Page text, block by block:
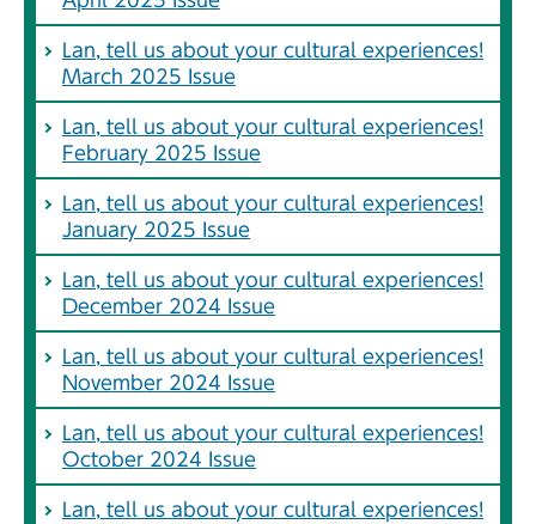
Lan, tell us about your cultural experiences!
March 2025 Issue
Lan, tell us about your cultural experiences!
February 2025 Issue
Lan, tell us about your cultural experiences!
January 2025 Issue
Lan, tell us about your cultural experiences!
December 2024 Issue
Lan, tell us about your cultural experiences!
November 2024 Issue
Lan, tell us about your cultural experiences!
October 2024 Issue
Lan, tell us about your cultural experiences!